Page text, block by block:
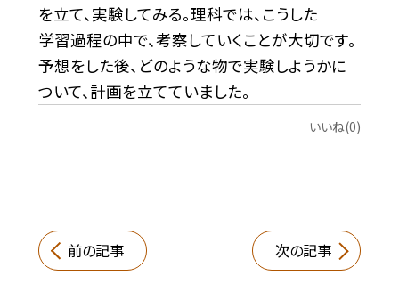
を立て、実験してみる。理科では、こうした
学習過程の中で、考察していくことが大切です。
予想をした後、どのような物で実験しようかに
ついて、計画を立てていました。
いいね(0)
前の記事 次の記事